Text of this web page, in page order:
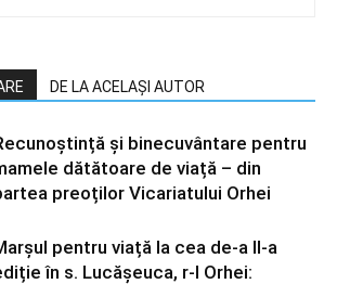
DE LA ACELAȘI AUTOR
și binecuvântare pentru
dătătoare de viață – din
preoților Vicariatului Orhei
pentru viață la cea de-a II-a
în s. Lucășeuca, r-l Orhei: